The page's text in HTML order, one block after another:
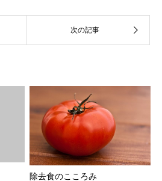
除去食のこころみ